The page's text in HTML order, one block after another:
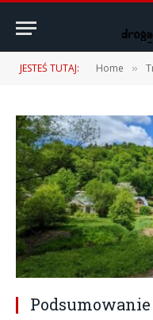
JESTEŚ TUTAJ: Home »
Podsumowanie